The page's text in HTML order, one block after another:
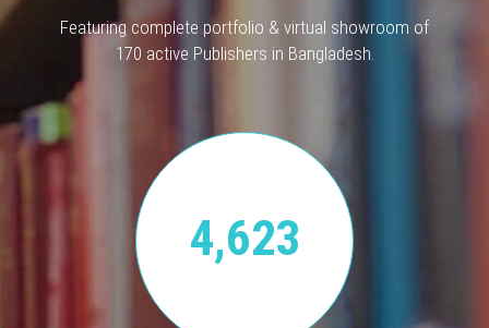
Featuring complete portfolio & virtual showroom of
170 active Publishers in Bangladesh.
4,623